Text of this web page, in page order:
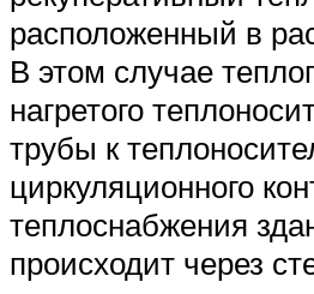
расположенный в
В этом случае
нагретого
трубы к
циркуляционного
теплоснабжения
происходит через